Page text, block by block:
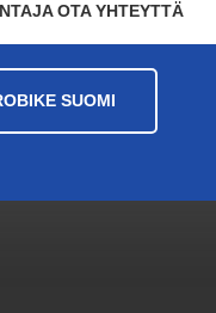
OTA YHTEYTTÄ
SUOMI